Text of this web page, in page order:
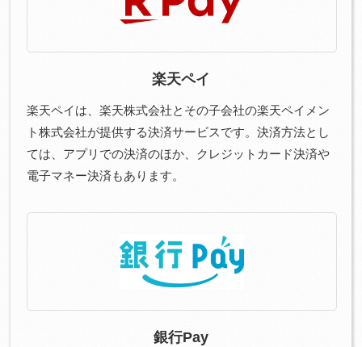
楽天ペイ
楽天ペイは、楽天株式会社とその子会社の楽天ペイメン
ト株式会社が提供する決済サービスです。決済方法とし
ては、アプリでの決済のほか、クレジットカード決済や
電子マネー決済もあります。
銀行Pay